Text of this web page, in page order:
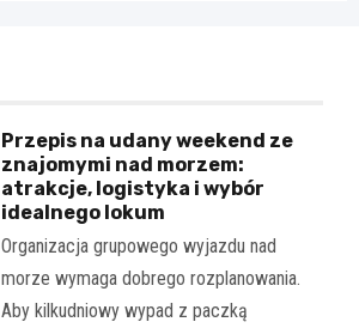
Przepis na udany weekend ze
znajomymi nad morzem:
atrakcje, logistyka i wybór
idealnego lokum
Organizacja grupowego wyjazdu nad
morze wymaga dobrego rozplanowania.
Aby kilkudniowy wypad z paczką